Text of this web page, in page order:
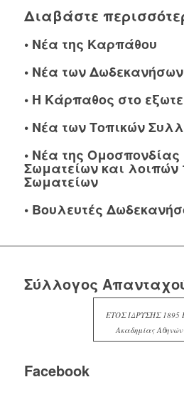
Διαβάστε
• Νέα της Καρπάθου
• Νέα των Δωδεκανήσων
• Η Κάρπαθος στο
• Νέα των Τοπικών
• Νέα της Ομοσπονδίας
Σωματείων και λοιπών
Σωματείων
• Βουλευτές
Σύλλογος
ΕΤΟΣ ΙΔΡΥΣΗΣ 1895
Ακαδημίας
Facebook